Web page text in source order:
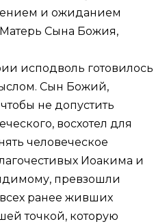
и ожиданием
Сына Божия,
исподволь готовилось
Сын Божий,
не допустить
восхотел для
человеческое
Иоакима и
превзошли
ранее живших
точкой, которую